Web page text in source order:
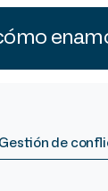
Gestión de